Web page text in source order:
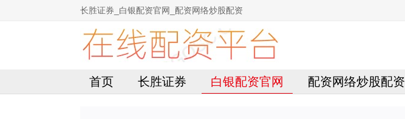
长胜证券_白银配资官网_配资网络炒股配资
首页 长胜证券 白银配资官网 配资网络炒股配资